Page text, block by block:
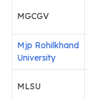
MGCGV
Mjp Rohilkhand
University
MLSU